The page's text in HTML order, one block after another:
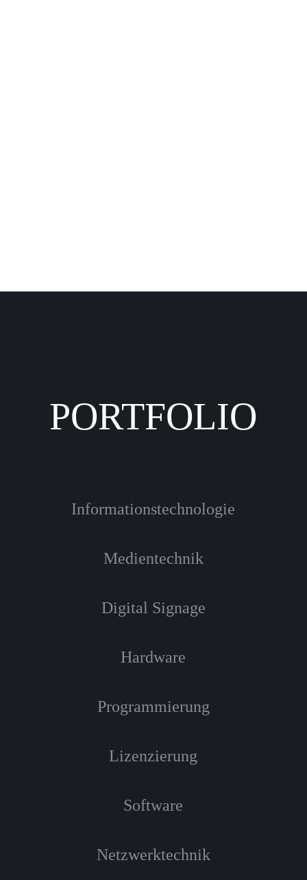
PORTFOLIO
Informationstechnologie
Medientechnik
Digital Signage
Hardware
Programmierung
Lizenzierung
Software
Netzwerktechnik